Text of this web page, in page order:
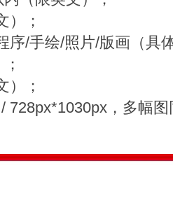
）；
序/手绘/照片/版画（具
）；
728px*1030px，多幅